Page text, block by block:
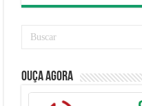
Ouça Agora